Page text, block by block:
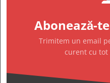
Abonează-
Trimitem un email
curent cu tot